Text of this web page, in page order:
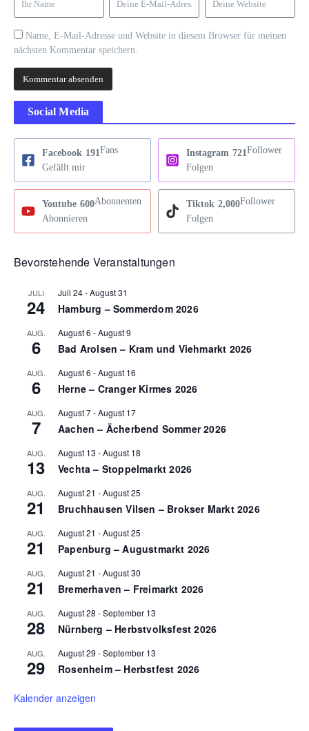
Name, E-Mail-Adresse und Website in diesem Browser für meinen
nächsten Kommentar speichern.
Social Media
Facebook 191Fans
Gefällt mir
Instagram 721Follower
Folgen
Youtube 600Abonnenten
Abonnieren
Tiktok 2,000Follower
Folgen
Bevorstehende Veranstaltungen
JULI
24
Juli 24-August 31
Hamburg – Sommerdom 2026
AUG.
6
August 6 -August 9
Bad Arolsen – Kram und Viehmarkt 2026
AUG.
6
August 6 -August 16
Herne – Cranger Kirmes 2026
AUG.
7
August 7-August 17
Aachen – Ächerbend Sommer 2026
AUG.
13
August 13 -August 18
Vechta – Stoppelmarkt 2026
AUG.
21
August 21 -August 25
Bruchhausen Vilsen – Brokser Markt 2026
AUG.
21
August 21 -August 25
Papenburg – Augustmarkt 2026
AUG.
21
August 21 -August 30
Bremerhaven – Freimarkt 2026
AUG.
28
August 28 -September 13
Nürnberg – Herbstvolksfest 2026
AUG.
29
August 29 -September 13
Rosenheim – Herbstfest 2026
Kalender anzeigen